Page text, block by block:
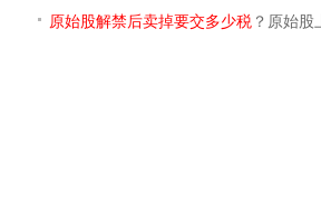
原始股解禁后卖掉要交多少税 ？原始股